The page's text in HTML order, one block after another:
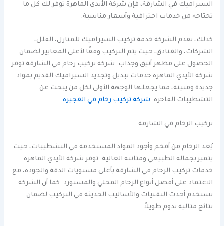
السيراميك في الشارقة، فإن شركة الأيدي الماهرة توفر لك كل ما
تحتاجه من خدمات احترافية وأسعار مناسبة.
كذلك، تقدم الشركة خدمة تركيب السيراميك للمنازل، الفلل،
الشركات، والفنادق، حيث يتم التركيب وفقًا لأعلى المعايير لضمان
الحصول على مظهر أنيق وجذاب. شركة تركيب رخام في الشارقة توفر
شركة الأيدي الماهرة خدمات تبديل وتجديد السيراميك القديم بمواد
جديدة ومتينة، مما يجعلها الوجهة الأولى لكل من يبحث عن
التشطيبات الفاخرة. شركة تركيب رخام في الفجيرة
تركيب الرخام في الشارقة
يُعد الرخام من أفخم وأجود المواد المستخدمة في التشطيبات، حيث
يتميز بجماله الطبيعي ومتانته العالية. توفر شركة الأيدي الماهرة
خدمات تركيب الرخام في الشارقة بأعلى مستويات الدقة والجودة، مع
الاعتماد على أفضل أنواع الرخام المحلي والمستورد. كما أن الشركة
تستخدم أحدث التقنيات والأساليب الحديثة في التركيب لضمان
نتائج مثالية تدوم طويلاً.